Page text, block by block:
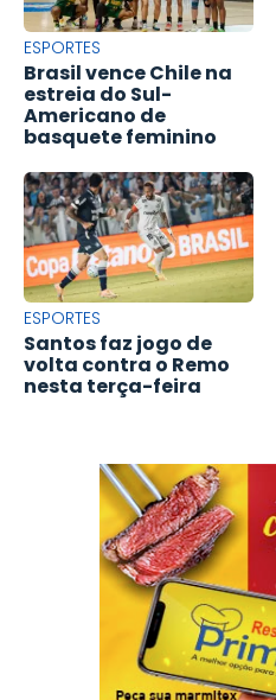
ESPORTES
Brasil vence Chile na
estreia do Sul-
Americano de
basquete feminino
ESPORTES
Santos faz jogo de
volta contra o Remo
nesta terça-feira